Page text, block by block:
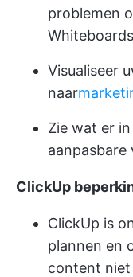
problemen
Visualiseer
naar
Zie wat er
aanpasbare
ClickUp
ClickUp is
plannen en
content